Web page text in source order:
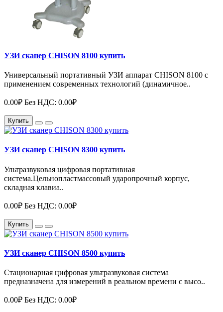
УЗИ сканер CHISON 8100 купить
Универсальный портативный УЗИ аппарат CHISON 8100 с
применением современных технологий (динамичное..
0.00₽ Без НДС: 0.00₽
Купить
УЗИ сканер CHISON 8300 купить
Ультразвуковая цифровая портативная
система.Цельнопластмассовый ударопрочный корпус,
складная клавиа..
0.00₽ Без НДС: 0.00₽
Купить
УЗИ сканер CHISON 8500 купить
Стационарная цифровая ультразвуковая система
предназначена для измерений в реальном времени с высо..
0.00₽ Без НДС: 0.00₽